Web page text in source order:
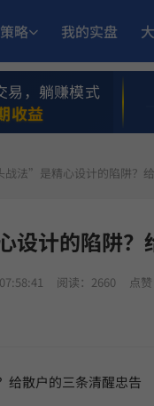
略 我的实盘
易，躺赚模式
收益
法”是精心设计的陷阱？
计的陷阱？
阅读：2660 点
散户的三条清醒忠告